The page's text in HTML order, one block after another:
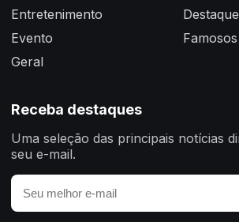
Entretenimento
Evento
Geral
Destaque
Famosos
Receba destaques
Uma seleção das principais notícias
seu e-mail.